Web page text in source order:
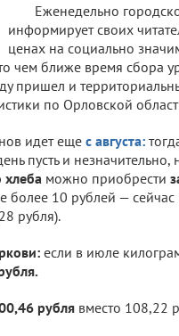
Еженедельно
информирует своих
ценах на социально
чем ближе время сбора
пришел и
по Орловской
идет еще с августа:
пусть и незначительно,
хлеба можно приобрести
более 10 рублей —
рубля).
если в июле
рубля вместо 108,22